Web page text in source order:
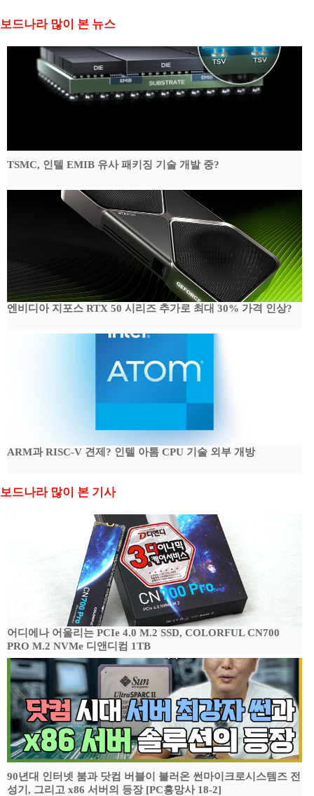
보드나라 많이 본 뉴스
TSMC, 인텔 EMIB 유사 패키징 기술 개발 중?
엔비디아 지포스 RTX 50 시리즈 추가로 최대 30% 가격 인상?
ARM과 RISC-V 견제? 인텔 아톰 CPU 기술 외부 개방
보드나라 많이 본 기사
어디에나 어울리는 PCIe 4.0 M.2 SSD, COLORFUL CN700
PRO M.2 NVMe 디앤디컴 1TB
90년대 인터넷 붐과 닷컴 버블이 불러온 썬마이크로시스템즈 전
성기, 그리고 x86 서버의 등장 [PC흥망사 18-2]